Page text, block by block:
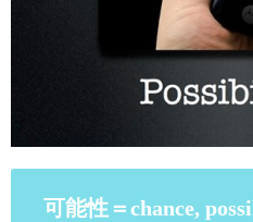
可能性＝chance,